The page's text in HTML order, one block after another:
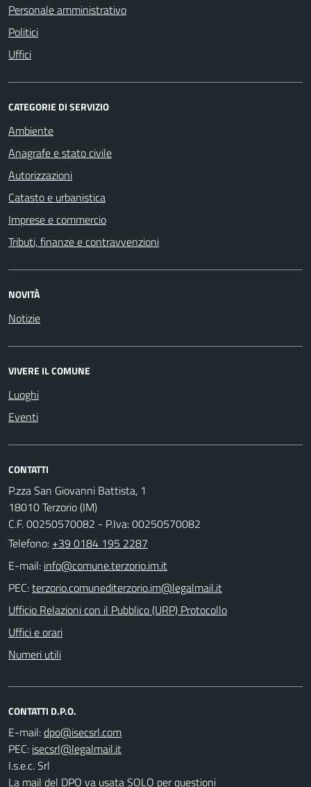
Personale amministrativo
Politici
Uffici
CATEGORIE DI SERVIZIO
Ambiente
Anagrafe e stato civile
Autorizzazioni
Catasto e urbanistica
Imprese e commercio
Tributi, finanze e contravvenzioni
NOVITÀ
Notizie
VIVERE IL COMUNE
Luoghi
Eventi
CONTATTI
P.zza San Giovanni Battista, 1
18010 Terzorio (IM)
C.F. 00250570082 - P.Iva: 00250570082
Telefono: +39 0184 195 2287
E-mail:
PEC:
Ufficio Relazioni con il Pubblico (URP) Protocollo
Uffici e orari
Numeri utili
CONTATTI D.P.O.
E-mail:
PEC:
I.s.e.c. Srl
La mail del DPO va usata SOLO per questioni